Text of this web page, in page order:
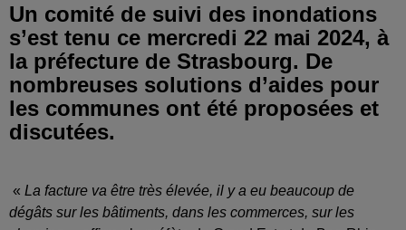
Un comité de suivi des inondations
s’est tenu ce mercredi 22 mai 2024, à
la préfecture de Strasbourg. De
nombreuses solutions d’aides pour
les communes ont été proposées et
discutées.
« La facture va être très élevée, il y a eu beaucoup de
dégâts sur les bâtiments, dans les commerces, sur les